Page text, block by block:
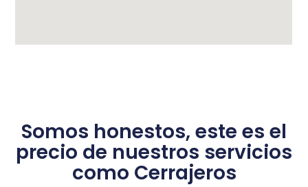
Somos honestos, este es el
precio de nuestros servicios
como Cerrajeros